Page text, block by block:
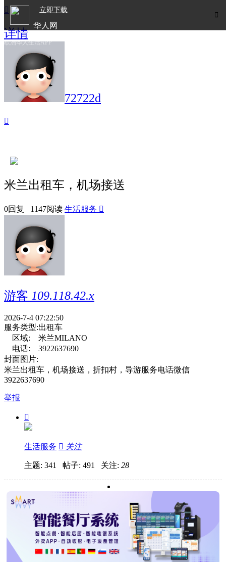

立即下载
华人网
欧洲华人生活APP

详情
72722d

米兰出租车，机场接送
0回复 1147阅读 生活服务 
游客 109.118.42.x
2026-7-4 07:22:50
服务类型:出租车
区域:
米兰MILANO
电话:
3922637690
封面图片:
米兰出租车，机场接送，折扣村，导游服务电话微信
3922637690
举报

生活服务  关注
主题: 341 帖子: 491 关注: 28